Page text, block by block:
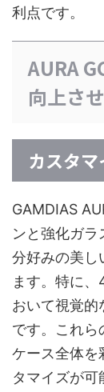
利点です。
AURA
向上さ
カスタ
GAMDIAS
ンと強化ガラ
分好みの美し
ます。特に
おいて視覚的
です。これら
ケース全体を
タマイズが可